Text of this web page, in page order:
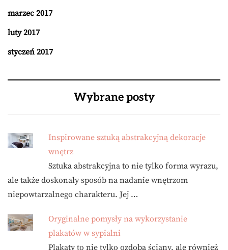
marzec 2017
luty 2017
styczeń 2017
Wybrane posty
Inspirowane sztuką abstrakcyjną dekoracje
wnętrz
Sztuka abstrakcyjna to nie tylko forma wyrazu,
ale także doskonały sposób na nadanie wnętrzom
niepowtarzalnego charakteru. Jej …
Oryginalne pomysły na wykorzystanie
plakatów w sypialni
Plakaty to nie tylko ozdoba ściany, ale również